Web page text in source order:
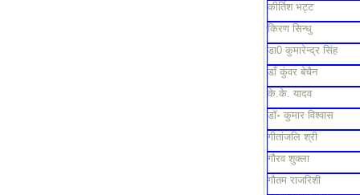
कीर्तिश भट्ट
किरण सिन्धु
डा0 कुमारेन्द्र सिंह
डाँ कुंवर बेचैन
के.के. यादव
डॉ॰ कुमार विश्वास
गीतांजलि श्री
गौरव शुक्ला
गौतम राजरिशी